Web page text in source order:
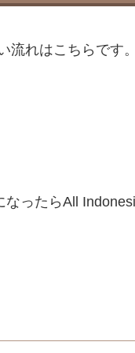
流れはこちらです。
ったらAll